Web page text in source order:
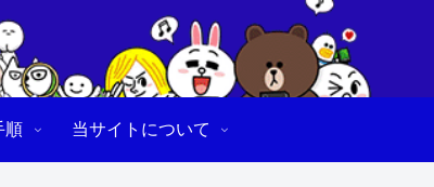
順 当サイトについて